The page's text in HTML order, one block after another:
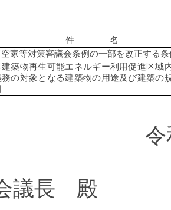
件 名
家等対策審議会条例の一部を改正する条
築物再生可能エネルギー利用促進区域
の対象となる建築物の用途及び建築の
議長 殿